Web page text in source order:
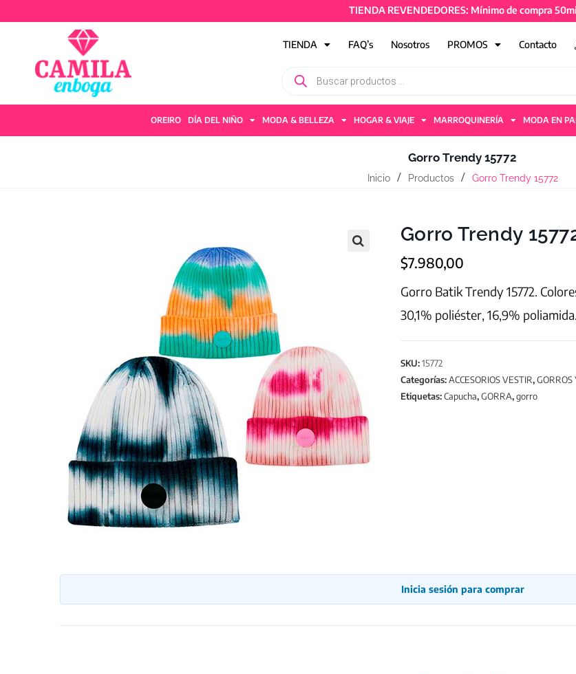
TIENDA REVENDEDORES: Mínimo de compra 50mil
TIENDA FAQ’s Nosotros PROMOS Contacto
OREIRO DÍA DEL NIÑO MODA & BELLEZA HOGAR & VIAJE MARROQUINERÍA MODA EN
Gorro Trendy 15772
Inicio Productos Gorro Trendy 15772
Gorro Trendy
$7.980,00
Gorro Batik Trendy 15772.
30,1% poliéster, 16,9%
SKU:15772
Categorías:ACCESORIOS VESTIR,GORROS
Etiquetas:Capucha,GORRA,gorro
Inicia sesión para comprar